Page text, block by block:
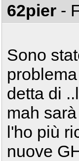
62pier -
Sono
detta di
mah
l'ho più
nuove